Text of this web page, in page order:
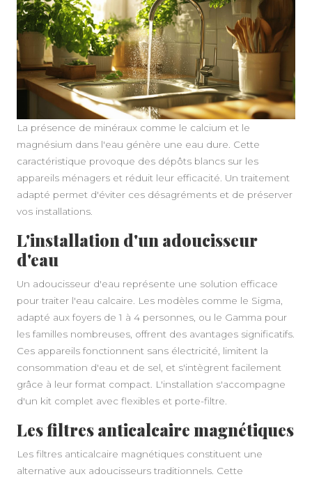
La présence de minéraux comme le calcium et le
magnésium dans l'eau génère une eau dure. Cette
caractéristique provoque des dépôts blancs sur les
appareils ménagers et réduit leur efficacité. Un traitement
adapté permet d'éviter ces désagréments et de préserver
vos installations.
L'installation d'un adoucisseur
d'eau
Un adoucisseur d'eau représente une solution efficace
pour traiter l'eau calcaire. Les modèles comme le Sigma,
adapté aux foyers de 1 à 4 personnes, ou le Gamma pour
les familles nombreuses, offrent des avantages significatifs.
Ces appareils fonctionnent sans électricité, limitent la
consommation d'eau et de sel, et s'intègrent facilement
grâce à leur format compact. L'installation s'accompagne
d'un kit complet avec flexibles et porte-filtre.
Les filtres anticalcaire magnétiques
Les filtres anticalcaire magnétiques constituent une
alternative aux adoucisseurs traditionnels. Cette